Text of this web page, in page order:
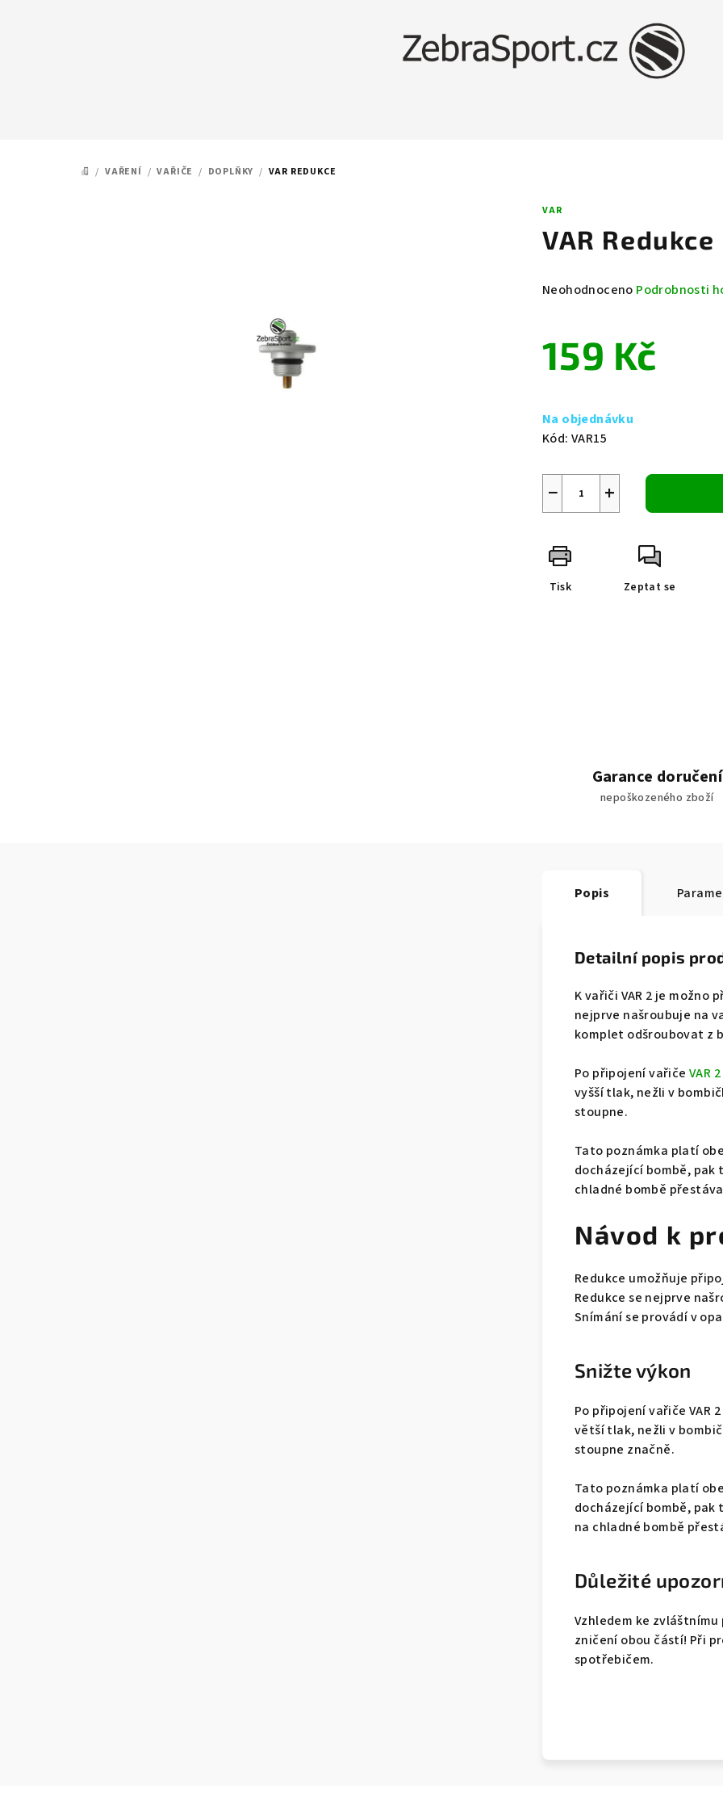
DOMŮ
/ VAŘENÍ / VAŘIČE / DOPLŇKY / VAR REDUKCE
VAR
VAR Redukce
Průměrné
je
0,0
hvězdiček.
Neohodnoceno Podrobnosti
159 Kč
cena:
Na objednávku
Kód: VAR15
+
−
Tisk Zeptat se
Garance doručení
nepoškozeného zboží
Popis
Detailní popis
K vařiči VAR 2 je možno
nejprve našroubuje na
komplet odšroubovat z
Po připojení vařiče VAR 2
vyšší tlak, nežli v
stoupne.
Tato poznámka platí
docházející bombě, pak
chladné bombě
Návod k
Redukce umožňuje
Redukce se nejprve
Snímání se provádí v
Snižte výkon
Po připojení vařiče
větší tlak, nežli v
stoupne značně.
Tato poznámka platí
docházející bombě, pak
na chladné bombě
Důležité
Vzhledem ke
zničení obou částí! Při
spotřebičem.